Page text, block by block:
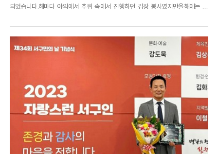
되었습니다.해마다 야외에서 추위 속에서 진행하던 김장 봉사였지만올해에는 두
추였지만즐거운 마음으로 김장을 시작했습니다!위생모와 마스크에 가려져 얼굴은
잘 보이지 않지만실장님들의 눈만 보아도 미소...